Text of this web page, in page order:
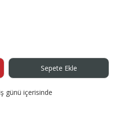
Sepete Ekle
günü içerisinde